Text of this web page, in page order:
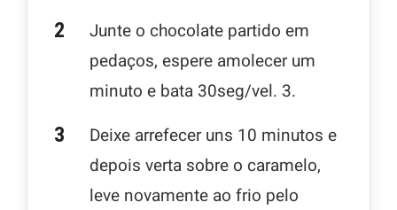
Junte o chocolate partido em
pedaços, espere amolecer um
minuto e bata 30seg/vel. 3.
Deixe arrefecer uns 10 minutos e
depois verta sobre o caramelo,
leve novamente ao frio pelo